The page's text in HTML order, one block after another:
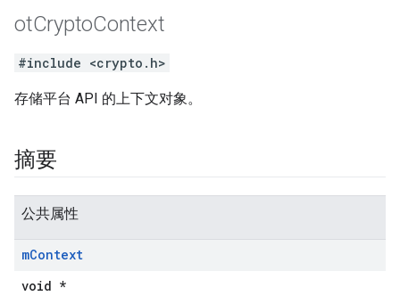
otCryptoContext
#include <crypto.h>
存储平台 API 的上下文对象。
摘要
公共属性
mContext
void *